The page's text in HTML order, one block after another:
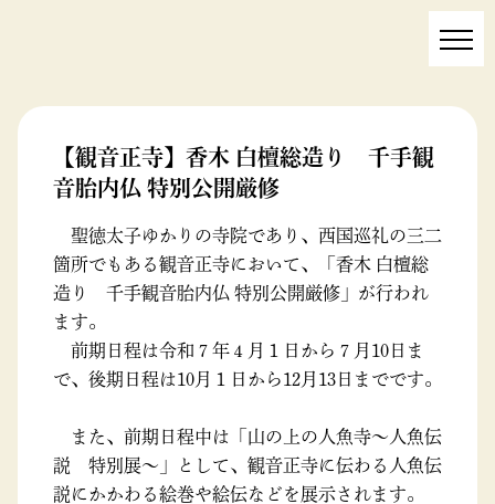
【観音正寺】香木 白檀総造り 千手観
音胎内仏 特別公開厳修
聖徳太子ゆかりの寺院であり、西国巡礼の三二
箇所でもある観音正寺において、「香木 白檀総
造り 千手観音胎内仏 特別公開厳修」が行われ
ます。
前期日程は令和７年４月１日から７月10日ま
で、後期日程は10月１日から12月13日までです。
また、前期日程中は「山の上の人魚寺～人魚伝
説 特別展～」として、観音正寺に伝わる人魚伝
説にかかわる絵巻や絵伝などを展示されます。